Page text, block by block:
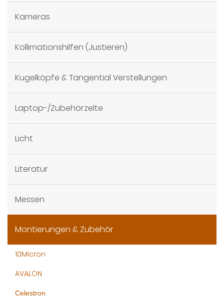
Kameras
Kollimationshilfen (Justieren)
Kugelköpfe & Tangential Verstellungen
Laptop-/Zubehörzelte
Licht
Literatur
Messen
Montierungen & Zubehör
10Micron
AVALON
Celestron